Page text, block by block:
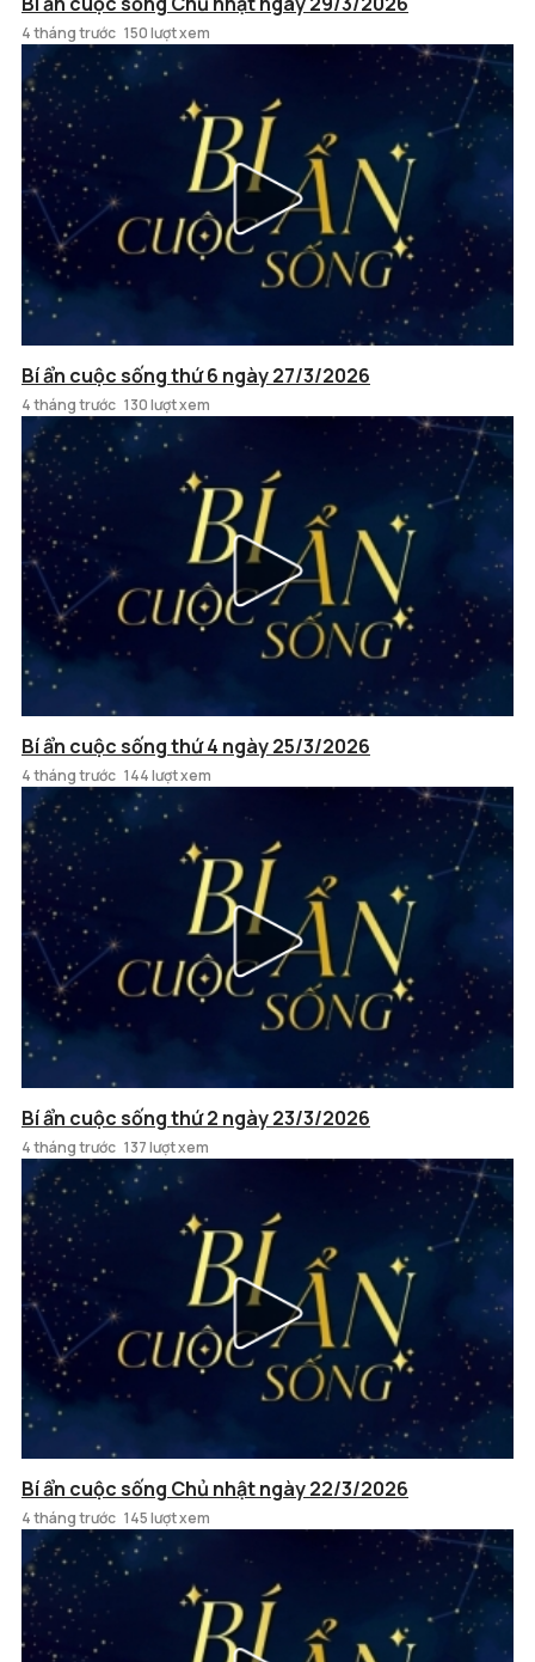
4 tháng trước 150 lượt xem
Bí ẩn cuộc sống thứ 6 ngày 27/3/2026
4 tháng trước 130 lượt xem
Bí ẩn cuộc sống thứ 4 ngày 25/3/2026
4 tháng trước 144 lượt xem
Bí ẩn cuộc sống thứ 2 ngày 23/3/2026
4 tháng trước 137 lượt xem
Bí ẩn cuộc sống Chủ nhật ngày 22/3/2026
4 tháng trước 145 lượt xem